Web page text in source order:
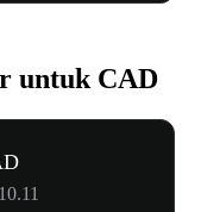
untuk CAD